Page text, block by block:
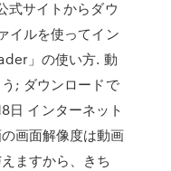
式サイトからダウ
イルを使ってイン
」の使い方. 動
; ダウンロードで
日 インターネット
画面解像度は動画
ますから、きち